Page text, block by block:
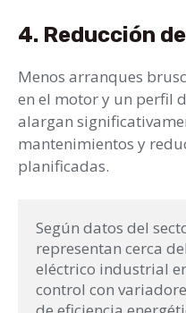
4. Reducción
Menos arranques
en el motor y un perfil
alargan
mantenimientos y
planificadas.
Según datos del
representan cerca
eléctrico industrial
control con